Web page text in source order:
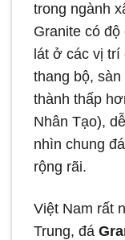
trong ngành
Granite có
lát ở các vị
thang bộ,
thành thấp
Nhân Tạo),
nhìn chung
rộng rãi.
Việt Nam rất
Trung, đá